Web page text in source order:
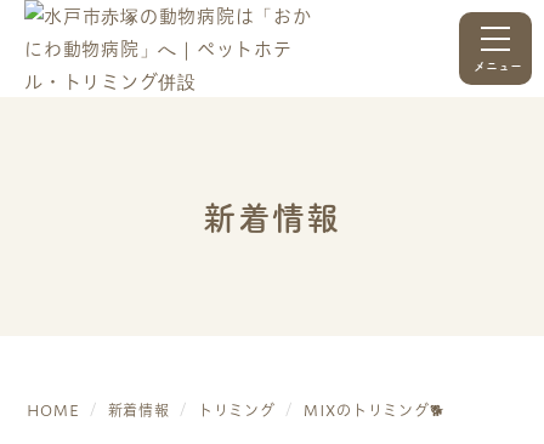
メニュー
新着情報
HOME 新着情報 トリミング MIXのトリミング🐕